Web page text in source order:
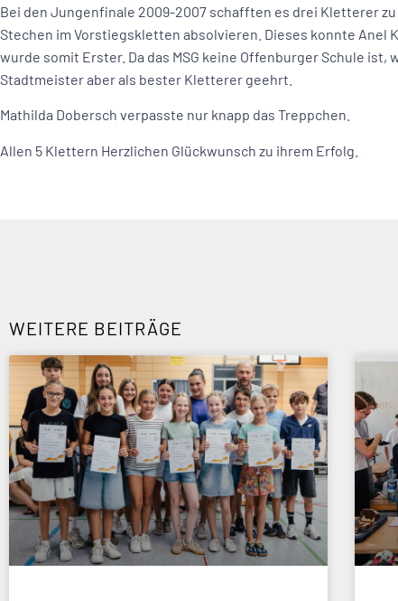
Bei den Jungenfinale 2009-2007 schafften es drei Kletterer
Stechen im Vorstiegskletten absolvieren. Dieses konnte Anel
wurde somit Erster. Da das MSG keine Offenburger Schule ist,
Stadtmeister aber als bester Kletterer geehrt.
Mathilda Dobersch verpasste nur knapp das Treppchen.
Allen 5 Klettern Herzlichen Glückwunsch zu ihrem Erfolg.
WEITERE BEITRÄGE